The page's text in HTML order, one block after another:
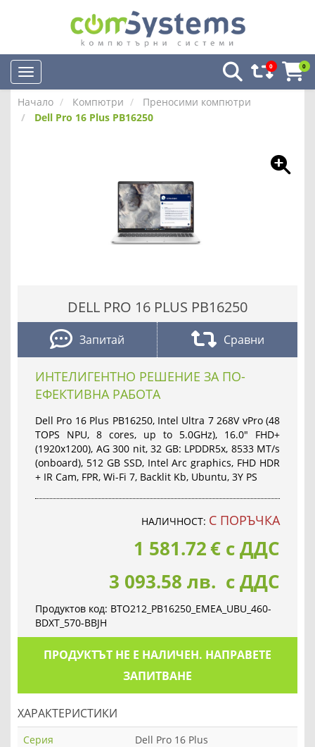
0 0
Начало Компютри
Преносими компютри
Dell Pro 16 Plus PB16250
DELL PRO 16 PLUS PB16250
Запитай Сравни
ИНТЕЛИГЕНТНО РЕШЕНИЕ ЗА ПО-
ЕФЕКТИВНА РАБОТА
Dell Pro 16 Plus PB16250, Intel Ultra 7 268V vPro (48
TOPS NPU, 8 cores, up to 5.0GHz), 16.0" FHD+
(1920x1200), AG 300 nit, 32 GB: LPDDR5x, 8533 MT/s
(onboard), 512 GB SSD, Intel Arc graphics, FHD HDR
+ IR Cam, FPR, Wi-Fi 7, Backlit Kb, Ubuntu, 3Y PS
НАЛИЧНОСТ: С ПОРЪЧКА
1 581.72€ с ДДС
3 093.58 лв. с ДДС
Продуктов код: BTO212_PB16250_EMEA_UBU_460-
BDXT_570-BBJH
ПРОДУКТЪТ НЕ Е НАЛИЧЕН. НАПРАВЕТЕ
ЗАПИТВАНЕ
ХАРАКТЕРИСТИКИ
Серия
Dell Pro 16 Plus